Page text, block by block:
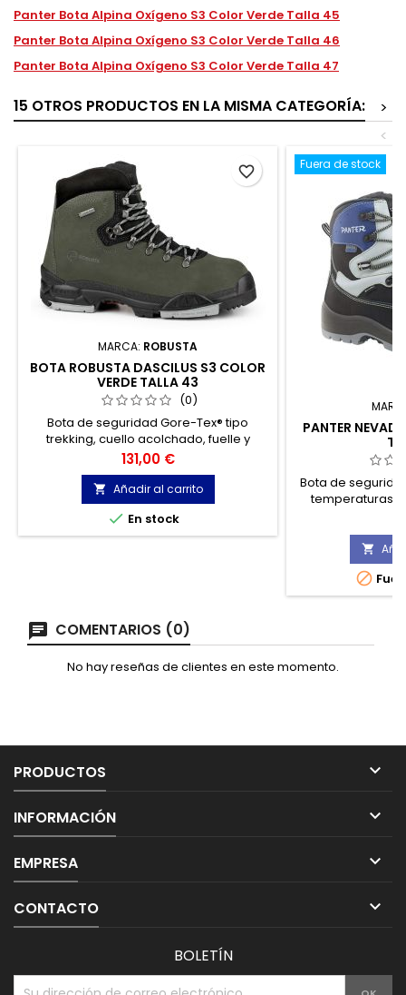
Panter Bota Alpina Oxígeno S3 Color Verde Talla 45
Panter Bota Alpina Oxígeno S3 Color Verde Talla 46
Panter Bota Alpina Oxígeno S3 Color Verde Talla 47
15 OTROS PRODUCTOS EN LA MISMA CATEGORÍA:
>
<
MARCA: ROBUSTA
BOTA ROBUSTA DASCILUS S3 COLOR
VERDE TALLA 43
(0)
Bota de seguridad Gore-Tex® tipo
trekking, cuello acolchado, fuelle y
lengüeta acolchada, con suela de
poliuretano y caucho nitrilo.
Precio
131,00 €
 Añadir al carrito
 En stock
favorite_border Fuera de stock
PANTER
Bota de
temperaturas,
membrana,


COMENTARIOS (0)
No hay reseñas de clientes en este momento.
PRODUCTOS 
INFORMACIÓN 
EMPRESA 
CONTACTO 
BOLETÍN